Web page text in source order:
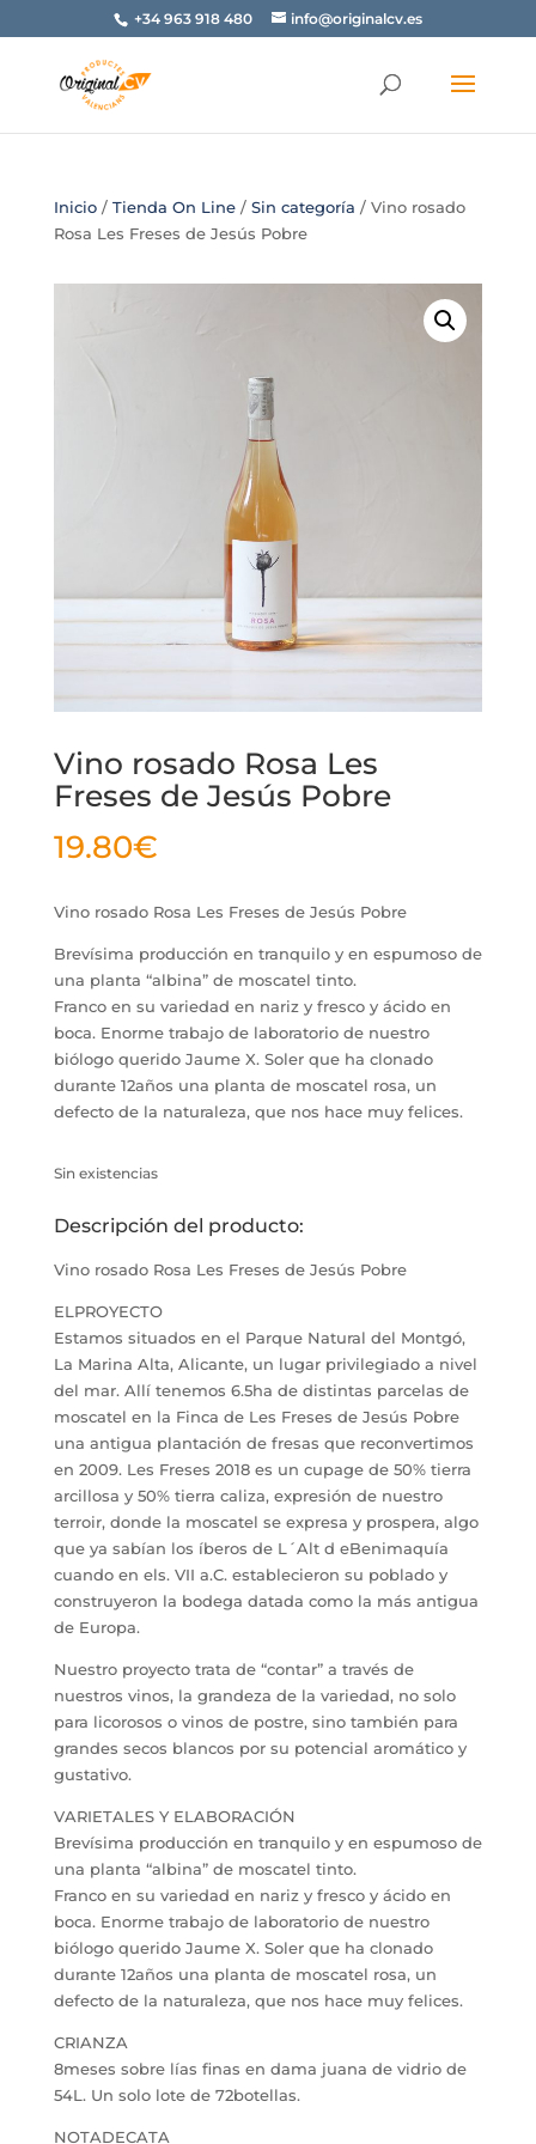
+34 963 918 480 info@originalcv.es
Inicio/ Tienda On Line/ Sin categoría / Vino rosado
Rosa Les Freses de Jesús Pobre
Vino rosado Rosa Les
Freses de Jesús Pobre
19.80€
Vino rosado Rosa Les Freses de Jesús Pobre
Brevísima producción en tranquilo y en espumoso de
una planta “albina” de moscatel tinto.
Franco en su variedad en nariz y fresco y ácido en
boca. Enorme trabajo de laboratorio de nuestro
biólogo querido Jaume X. Soler que ha clonado
durante 12años una planta de moscatel rosa, un
defecto de la naturaleza, que nos hace muy felices.
Sin existencias
Descripción del producto:
Vino rosado Rosa Les Freses de Jesús Pobre
ELPROYECTO
Estamos situados en el Parque Natural del Montgó,
La Marina Alta, Alicante, un lugar privilegiado a nivel
del mar. Allí tenemos 6.5ha de distintas parcelas de
moscatel en la Finca de Les Freses de Jesús Pobre
una antigua plantación de fresas que reconvertimos
en 2009. Les Freses 2018 es un cupage de 50% tierra
arcillosa y 50% tierra caliza, expresión de nuestro
terroir, donde la moscatel se expresa y prospera, algo
que ya sabían los íberos de L´Alt d eBenimaquía
cuando en els. VII a.C. establecieron su poblado y
construyeron la bodega datada como la más antigua
de Europa.
Nuestro proyecto trata de “contar” a través de
nuestros vinos, la grandeza de la variedad, no solo
para licorosos o vinos de postre, sino también para
grandes secos blancos por su potencial aromático y
gustativo.
VARIETALES Y ELABORACIÓN
Brevísima producción en tranquilo y en espumoso de
una planta “albina” de moscatel tinto.
Franco en su variedad en nariz y fresco y ácido en
boca. Enorme trabajo de laboratorio de nuestro
biólogo querido Jaume X. Soler que ha clonado
durante 12años una planta de moscatel rosa, un
defecto de la naturaleza, que nos hace muy felices.
CRIANZA
8meses sobre lías finas en dama juana de vidrio de
54L. Un solo lote de 72botellas.
NOTADECATA